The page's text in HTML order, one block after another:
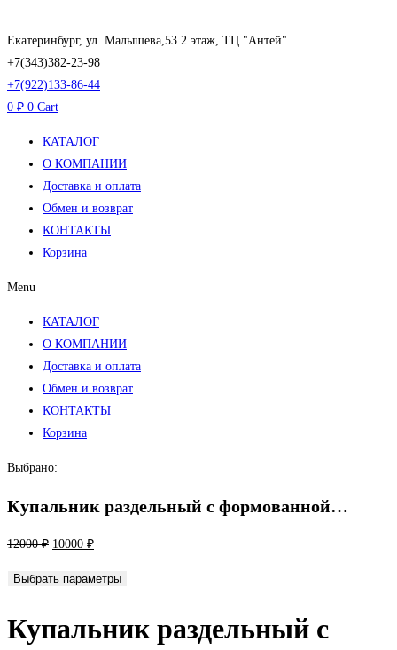
к
содержимому
Екатеринбург, ул. Малышева,53 2 этаж, ТЦ "Антей"
+7(343)382-23-98
+7(922)133-86-44
0 ₽ 0 Cart
КАТАЛОГ
О КОМПАНИИ
Доставка и оплата
Обмен и возврат
КОНТАКТЫ
Корзина
Menu
КАТАЛОГ
О КОМПАНИИ
Доставка и оплата
Обмен и возврат
КОНТАКТЫ
Корзина
Выбрано:
Купальник раздельный с формованной…
12000₽ Первоначальная
составляла
10000 ₽Текущая
10000 ₽.
Выбрать параметры
Купальник раздельный с